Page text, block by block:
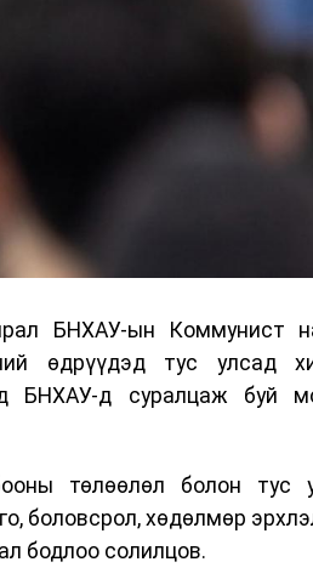
БНХАУ-ын Коммунист
өдрүүдэд тус улсад
БНХАУ-д суралцаж буй
төлөөлөл болон тус
боловсрол, хөдөлмөр
бодлоо солилцов.